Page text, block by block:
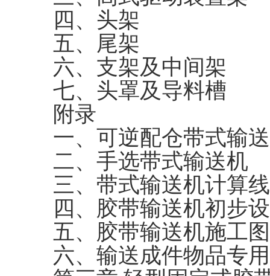
四、头架
五、尾架
六、支架及中间架
七、头罩及导料槽
附录
一、可逆配仓带式输
二、手选带式输送机
三、带式输送机计算
四、胶带输送机初步
五、胶带输送机施工
六、输送成件物品专